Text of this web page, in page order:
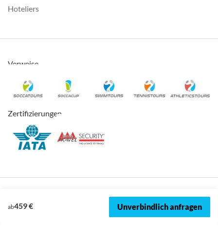
ab459 € Unverbindlich anfragen
Hoteliers
Verweise
Zertifizierungen